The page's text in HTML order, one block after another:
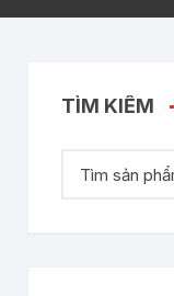
TÌM KIẾM